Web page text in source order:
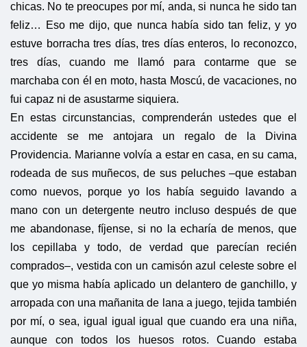
chicas. No te preocupes por mí, anda, si nunca he sido tan
feliz… Eso me dijo, que nunca había sido tan feliz, y yo
estuve borracha tres días, tres días enteros, lo reconozco,
tres días, cuando me llamó para contarme que se
marchaba con él en moto, hasta Moscú, de vacaciones, no
fui capaz ni de asustarme siquiera.
En estas circunstancias, comprenderán ustedes que el
accidente se me antojara un regalo de la Divina
Providencia. Marianne volvía a estar en casa, en su cama,
rodeada de sus muñecos, de sus peluches –que estaban
como nuevos, porque yo los había seguido lavando a
mano con un detergente neutro incluso después de que
me abandonase, fíjense, si no la echaría de menos, que
los cepillaba y todo, de verdad que parecían recién
comprados–, vestida con un camisón azul celeste sobre el
que yo misma había aplicado un delantero de ganchillo, y
arropada con una mañanita de lana a juego, tejida también
por mí, o sea, igual igual igual que cuando era una niña,
aunque con todos los huesos rotos. Cuando estaba